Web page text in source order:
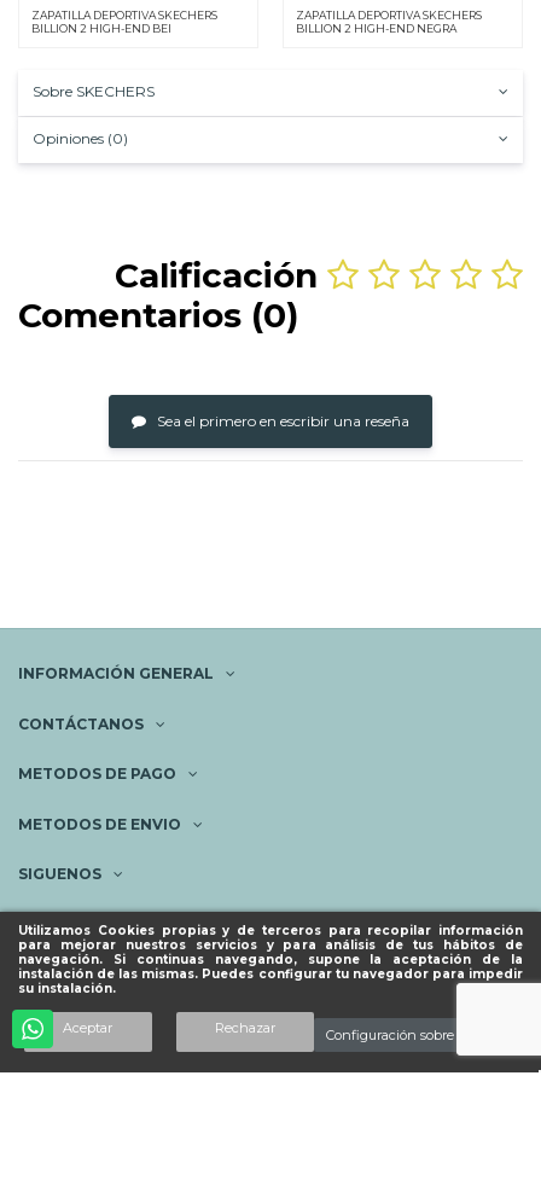
Utilizamos Cookies propias y de terceros para recopilar información
para mejorar nuestros servicios y para análisis de tus hábitos de
navegación. Si continuas navegando, supone la aceptación de la
instalación de las mismas. Puedes configurar tu navegador para impedir
su instalación.
Aceptar Rechazar Configuración sobre cookies
Añadir al carrito
ZAPATILLA DEPORTIVA SKECHERS
BILLION 2 HIGH-END BEI
ZAPATILLA DEPORTIVA SKECHERS
BILLION 2 HIGH-END NEGRA
Sobre SKECHERS
Opiniones (0)
Calificación
Comentarios (0)
Sea el primero en escribir una reseña
INFORMACIÓN GENERAL
CONTÁCTANOS
METODOS DE PAGO
METODOS DE ENVIO
SIGUENOS
NEWSLETTER